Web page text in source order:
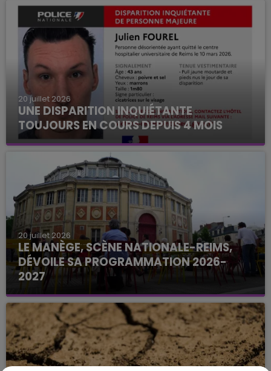
20 juillet 2026
UNE DISPARITION INQUIÉTANTE
TOUJOURS EN COURS DEPUIS 4 MOIS
20 juillet 2026
LE MANÈGE, SCÈNE NATIONALE-REIMS,
DÉVOILE SA PROGRAMMATION 2026-
2027